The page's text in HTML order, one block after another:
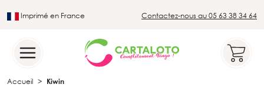
Imprimé en France Contactez-nous au 05 63 38 34 64
Accueil Kiwin